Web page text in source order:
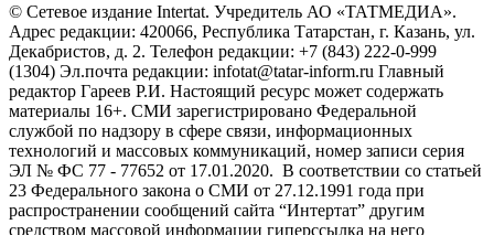
© Сетевое издание Intertat. Учредитель АО «ТАТМЕДИА».
Адрес редакции: 420066, Республика Татарстан, г. Казань, ул.
Декабристов, д. 2. Телефон редакции: +7 (843) 222-0-999
(1304) Эл.почта редакции: infotat@tatar-inform.ru Главный
редактор Гареев Р.И. Настоящий ресурс может содержать
материалы 16+. СМИ зарегистрировано Федеральной
службой по надзору в сфере связи, информационных
технологий и массовых коммуникаций, номер записи серия
ЭЛ № ФС 77 - 77652 от 17.01.2020. В соответствии со статьей
23 Федерального закона о СМИ от 27.12.1991 года при
распространении сообщений сайта “Интертат” другим
средством массовой информации гиперссылка на него